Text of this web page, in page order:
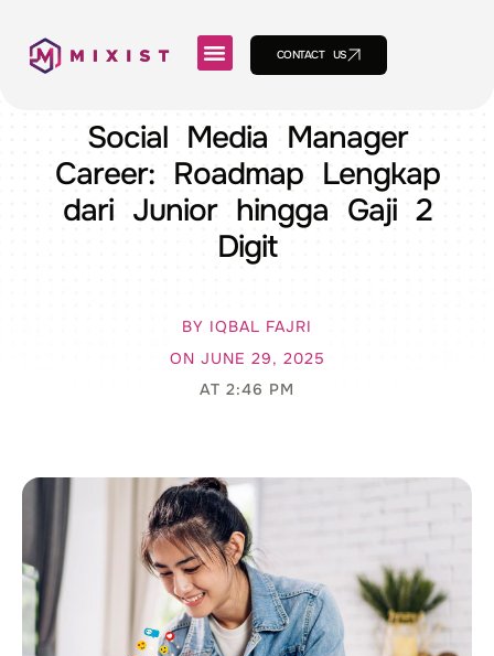
CONTACT US
Social Media Manager
Career: Roadmap Lengkap
dari Junior hingga Gaji 2
Digit
BY IQBAL FAJRI
ON JUNE 29, 2025
AT 2:46 PM